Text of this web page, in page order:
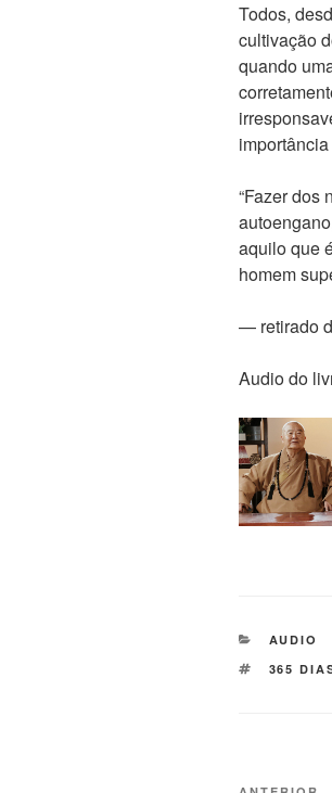
Todos,
cultivação
quando
“Fazer dos
aquilo que
homem
— retirado
Audio do
AUDIO
365